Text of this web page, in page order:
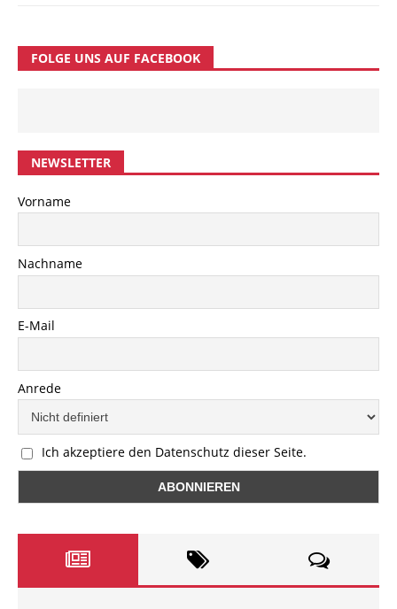
FOLGE UNS AUF FACEBOOK
NEWSLETTER
Vorname
Nachname
E-Mail
Anrede
Ich akzeptiere den Datenschutz dieser Seite.